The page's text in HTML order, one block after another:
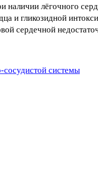
лёгочного
и гликозидной
сердечной
сосудистой системы